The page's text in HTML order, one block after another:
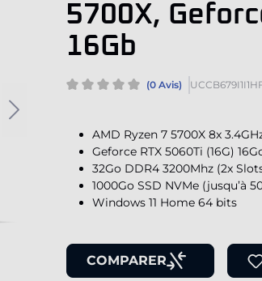
5700X,
16Gb
(0 Avis)
AMD Ryzen 7 5700X 8x
Geforce RTX 5060Ti (16G)
32Go DDR4 3200Mhz (2x
1000Go SSD NVMe (jusqu’à
Windows 11 Home 64 bits
COMPARER